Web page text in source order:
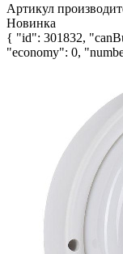
Артикул
Новинка
{ "id": 301832,
"economy": 0,